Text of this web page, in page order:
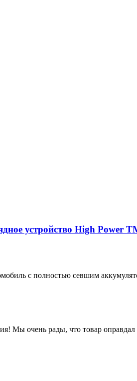
устройство High Power
с полностью севшим
Мы очень рады, что товар